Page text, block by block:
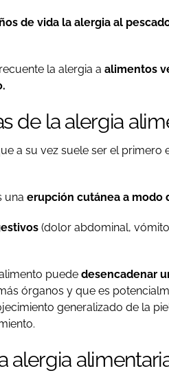
de vida la alergia al
la alergia a alimentos
de la alergia
a su vez suele ser el primero
una erupción cutánea a modo
(dolor abdominal,
puede desencadenar
órganos y que es
generalizado de la
alergia